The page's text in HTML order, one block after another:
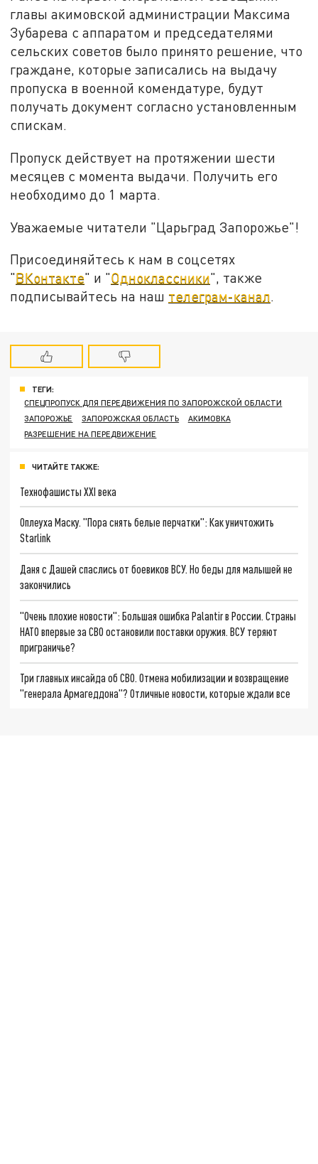
главы акимовской администрации Максима
Зубарева с аппаратом и председателями
сельских советов было принято решение, что
граждане, которые записались на выдачу
пропуска в военной комендатуре, будут
получать документ согласно установленным
спискам.
Пропуск действует на протяжении шести
месяцев с момента выдачи. Получить его
необходимо до 1 марта.
Уважаемые читатели "Царьград Запорожье"!
Присоединяйтесь к нам в соцсетях
"ВКонтакте" и "Одноклассники", также
подписывайтесь на наш телеграм-канал.
ТЕГИ:
СПЕЦПРОПУСК ДЛЯ ПЕРЕДВИЖЕНИЯ ПО ЗАПОРОЖСКОЙ ОБЛАСТИ
ЗАПОРОЖЬЕ
ЗАПОРОЖСКАЯ ОБЛАСТЬ
АКИМОВКА
РАЗРЕШЕНИЕ НА ПЕРЕДВИЖЕНИЕ
ЧИТАЙТЕ ТАКЖЕ:
Технофашисты XXI века
Оплеуха Маску. "Пора снять белые перчатки": Как уничтожить
Starlink
Даня с Дашей спаслись от боевиков ВСУ. Но беды для малышей не
закончились
"Очень плохие новости": Большая ошибка Palantir в России. Страны
НАТО впервые за СВО остановили поставки оружия. ВСУ теряют
приграничье?
Три главных инсайда об СВО. Отмена мобилизации и возвращение
"генерала Армагеддона"? Отличные новости, которые ждали все